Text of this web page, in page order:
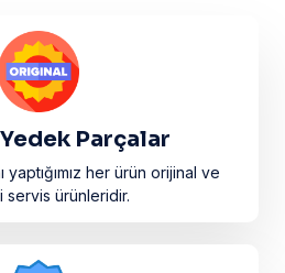
Parçalar
yaptığımız her ürün orijinal ve
servis ürünleridir.​